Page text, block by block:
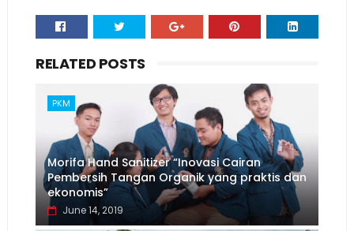
RELATED POSTS
PKM
Morifa Hand Sanitizer “Inovasi Cairan
Pembersih Tangan Organik yang praktis dan
ekonomis”
June 14, 2019